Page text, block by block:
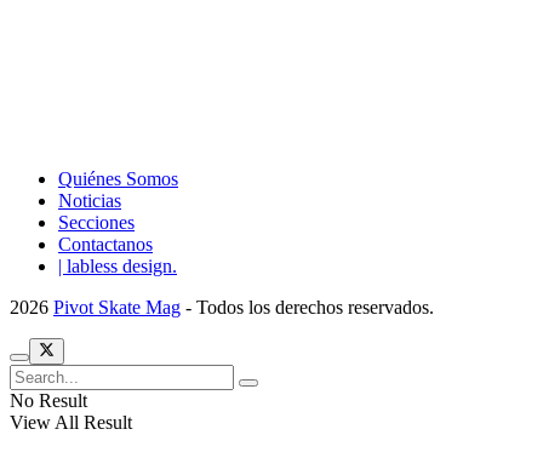
Quiénes Somos
Noticias
Secciones
Contactanos
| labless design.
2026 Pivot Skate Mag - Todos los derechos reservados.
No Result
View All Result